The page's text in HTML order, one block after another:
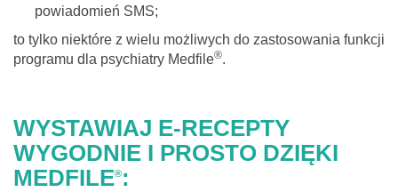
powiadomień SMS;
to tylko niektóre z wielu możliwych do zastosowania funkcji
programu dla psychiatry Medfile®.
WYSTAWIAJ E-RECEPTY
WYGODNIE I PROSTO DZIĘKI
MEDFILE®: